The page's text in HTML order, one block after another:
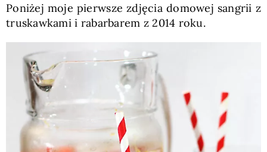
Poniżej moje pierwsze zdjęcia domowej sangrii z
truskawkami i rabarbarem z 2014 roku.